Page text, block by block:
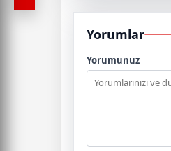
Yorumlar
Yorumunuz